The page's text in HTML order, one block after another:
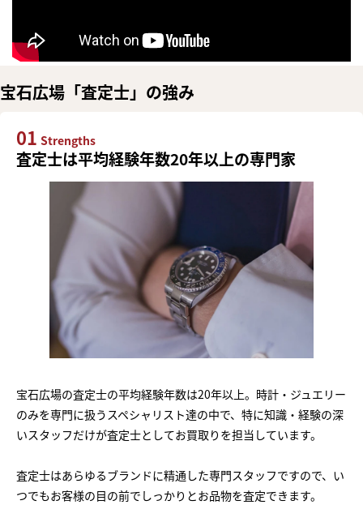
宝石広場「査定士」の強み
01 Strengths
査定士は平均経験年数20年以上の専門家
宝石広場の査定士の平均経験年数は20年以上。時計・ジュエリー
のみを専門に扱うスペシャリスト達の中で、特に知識・経験の深
いスタッフだけが査定士としてお買取りを担当しています。
査定士はあらゆるブランドに精通した専門スタッフですので、い
つでもお客様の目の前でしっかりとお品物を査定できます。